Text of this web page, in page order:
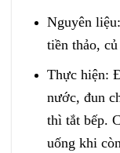
Nguyên
tiền thảo,
Thực hiện:
nước, đun
thì tắt bếp.
uống khi